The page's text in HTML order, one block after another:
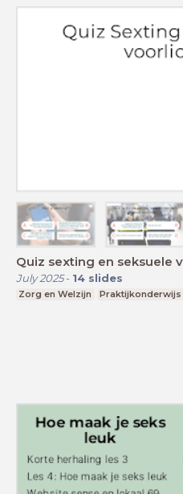
Quiz sexting en seksuele
July 2025- 14 slides
Zorg en Welzijn Praktijkonderwijs